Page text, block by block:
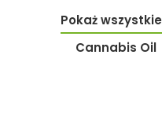
Pokaż wszystkie
Cannabis Oil